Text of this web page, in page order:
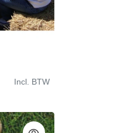
Incl. BTW